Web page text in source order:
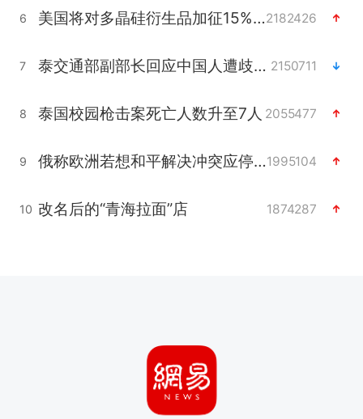
6 美国将对多晶硅衍生品加征15%关税2182426
7 泰交通部副部长回应中国人遭歧视手势 2150711
8 泰国校园枪击案死亡人数升至7人 2055477
9 俄称欧洲若想和平解决冲突应停止援乌1995104
10 改名后的“青海拉面”店 1874287